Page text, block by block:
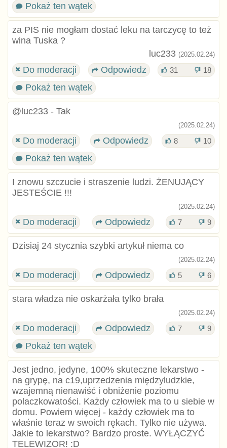
Pokaż ten wątek
za PIS nie mogłam dostać leku na tarczycę to też
wina Tuska ?
luc233 (2025.02.24)
Do moderacji Odpowiedz 31 18
Pokaż ten wątek
@luc233 - Tak
(2025.02.24)
Do moderacji Odpowiedz 8 10
Pokaż ten wątek
I znowu szczucie i straszenie ludzi. ŻENUJĄCY
JESTEŚCIE !!!
(2025.02.24)
Do moderacji Odpowiedz 7 9
Dzisiaj 24 stycznia szybki artykuł niema co
(2025.02.24)
Do moderacji Odpowiedz 5 6
stara władza nie oskarżała tylko brała
(2025.02.24)
Do moderacji Odpowiedz 7 9
Pokaż ten wątek
Jest jedno, jedyne, 100% skuteczne lekarstwo -
na grypę, na c19,uprzedzenia międzyludzkie,
wzajemną nienawiść i obniżenie poziomu
polaczkowatości. Każdy człowiek ma to u siebie w
domu. Powiem więcej - każdy człowiek ma to
właśnie teraz w swoich rękach. Tylko nie używa.
Jakie to lekarstwo? Bardzo proste. WYŁĄCZYĆ
TELEWIZOR! :D